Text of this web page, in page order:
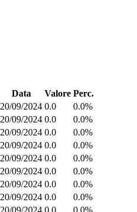
Data Valore Perc.
20/09/2024 0.0
0.0%
20/09/2024 0.0
0.0%
20/09/2024 0.0
0.0%
20/09/2024 0.0
0.0%
20/09/2024 0.0
0.0%
20/09/2024 0.0
0.0%
20/09/2024 0.0
0.0%
20/09/2024 0.0
0.0%
20/09/2024 0.0
0.0%